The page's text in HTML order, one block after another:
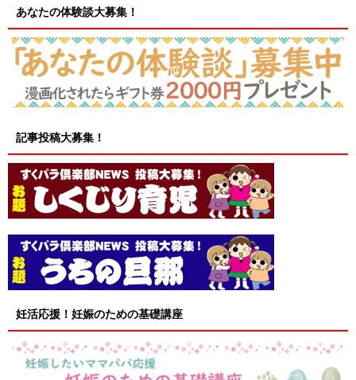
あなたの体験談大募集！
記事投稿大募集！
妊活応援！妊娠のための基礎講座